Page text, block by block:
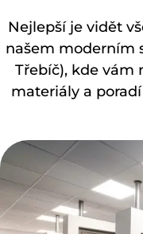
Nejlepší je vidět
našem moderním
Třebíč), kde vám
materiály a